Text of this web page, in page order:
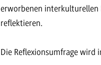
erworbenen interkulturellen
reflektieren.
Die Reflexionsumfrage wird